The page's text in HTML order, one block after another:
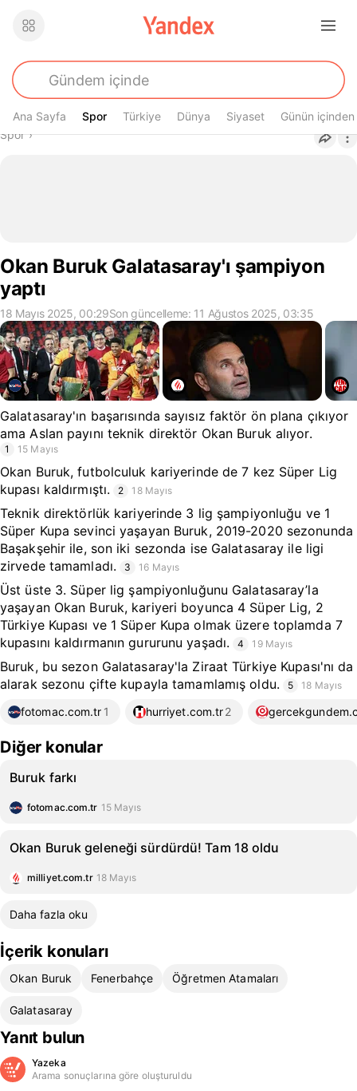
Ana Sayfa Spor
Spor Türkiye Dünya Siyaset Günün içinden
Buradasın
Spor›
Okan Buruk Galatasaray'ı şampiyon
yaptı
18 Mayıs 2025, 00:29Son güncelleme: 11 Ağustos 2025, 03:35
Galatasaray'ın başarısında sayısız faktör ön plana çıkıyor
ama Aslan payını teknik direktör Okan Buruk alıyor.
1 15 Mayıs
Okan Buruk, futbolculuk kariyerinde de 7 kez Süper Lig
kupası kaldırmıştı.
2 18 Mayıs
Teknik direktörlük kariyerinde 3 lig şampiyonluğu ve 1
Süper Kupa sevinci yaşayan Buruk, 2019-2020 sezonunda
Başakşehir ile, son iki sezonda ise Galatasaray ile ligi
zirvede tamamladı.
3 16 Mayıs
Üst üste 3. Süper lig şampiyonluğunu Galatasaray’la
yaşayan Okan Buruk, kariyeri boyunca 4 Süper Lig, 2
Türkiye Kupası ve 1 Süper Kupa olmak üzere toplamda 7
kupasını kaldırmanın gururunu yaşadı.
4 19 Mayıs
Buruk, bu sezon Galatasaray'la Ziraat Türkiye Kupası'nı da
alarak sezonu çifte kupayla tamamlamış oldu.
5 18 Mayıs
fotomac.com.tr 1 hurriyet.com.tr2
Diğer konular
Buruk farkı
fotomac.com.tr 15 Mayıs
Okan Buruk geleneği sürdürdü! Tam 18 oldu
milliyet.com.tr 18 Mayıs
Daha fazla oku
İçerik konuları
Okan Buruk Fenerbahçe Öğretmen Atamaları
Galatasaray
Yanıt bulun
Yazeka
Arama sonuçlarına göre oluşturuldu